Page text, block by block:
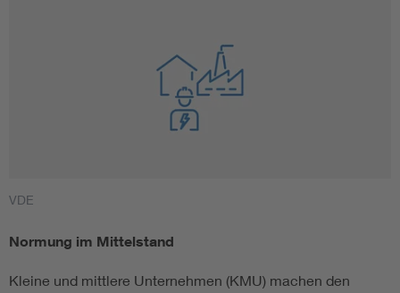
VDE
Normung im Mittelstand
Kleine und mittlere Unternehmen (KMU) machen den